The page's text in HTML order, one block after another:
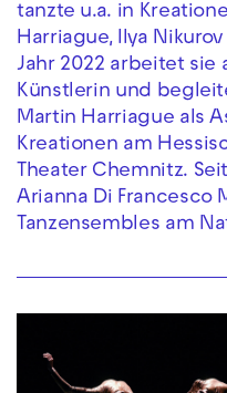
tanzte u.a. in
Harriague, Ilya
Jahr 2022 arbeitet sie
Künstlerin und
Martin Harriague als
Kreationen am
Theater Chemnitz.
Arianna Di Francesco
Tanzensembles am